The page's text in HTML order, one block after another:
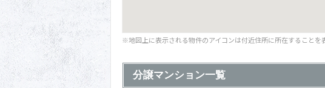
※地図上に表示される物件のアイコンは付近住所に所在することを
分譲マンション一覧